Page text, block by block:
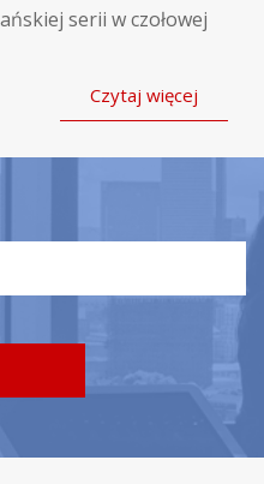
serii w czołowej
Czytaj więcej